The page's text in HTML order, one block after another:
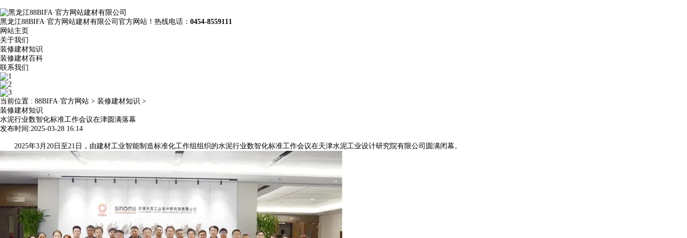
黑龙江88BIFA·官方网站建材有限公司官方网站！热线电话： 0454-8559111
网站主页
关于我们
装修建材知识
装修建材百科
联系我们
当前位置 : 88BIFA·官方网站 > 装修建材知识 >
装修建材知识
水泥行业数智化标准工作会议在津圆满落幕
发布时间:2025-03-28 16:14
2025年3月20日至21日，由建材工业智能制造标准化工作组组织的水泥行业数智化标准工作会议在天津水泥工业设计研究院有限公司圆满闭幕。